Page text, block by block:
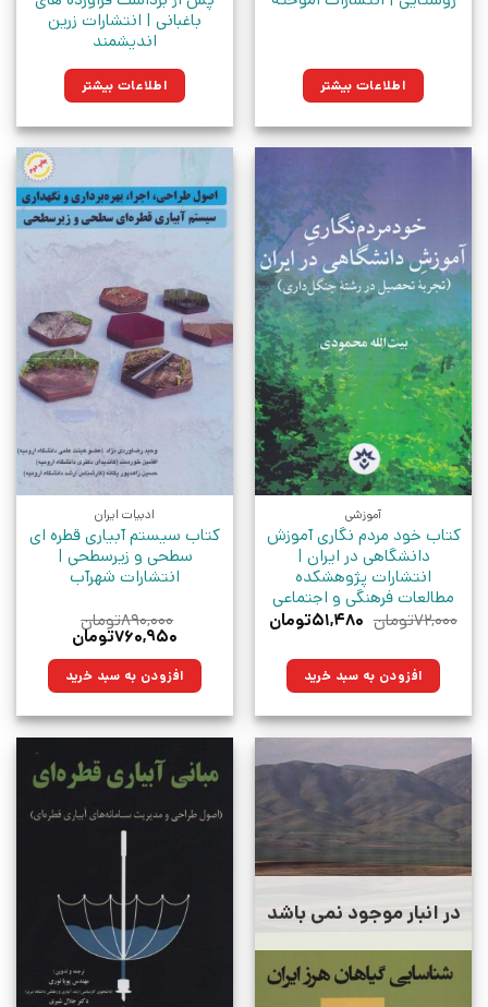
اطلاعات بیشتر
باغبانی | انتشارات زرین
اندیشمند
اطلاعات بیشتر
آموزشی
کتاب خود مردم نگاری آموزش
دانشگاهی در ایران |
انتشارات پژوهشکده
مطالعات فرهنگی و اجتماعی
۷۲,۰۰۰تومان قیمت
بود.
۵۱,۴۸۰تومانقیمت
فعلی:
افزودن به سبد خرید
ادبیات ایران
کتاب سیستم آبیاری قطره ای
سطحی و زیرسطحی |
انتشارات شهرآب
۸۹۰,۰۰۰تومان
قیمت
۸۹۰,۰۰۰تومان
بود.
۷۶۰,۹۵۰تومان
۷۶۰,۹۵۰تومان.افزودن به سبد خرید
در انبار موجود نمی باشد